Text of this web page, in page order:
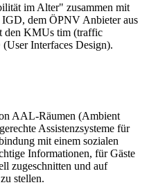
im Alter" zusammen mit
dem ÖPNV Anbieter aus
den KMUs tim (traffic
Interfaces Design).
AAL-Räumen (Ambient
Assistenzsysteme für
mit einem sozialen
Informationen, für Gäste
zugeschnitten und auf
stellen.